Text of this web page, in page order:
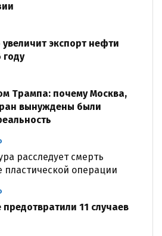
увеличит экспорт нефти
году
Трампа: почему Москва,
вынуждены были
расследует смерть
пластической операции
11 случаев